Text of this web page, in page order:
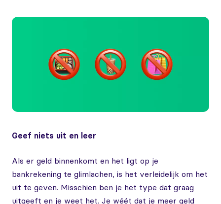
Geef niets uit en leer
Als er geld binnenkomt en het ligt op je
bankrekening te glimlachen, is het verleidelijk om het
uit te geven. Misschien ben je het type dat graag
uitgeeft en je weet het. Je wéét dat je meer geld